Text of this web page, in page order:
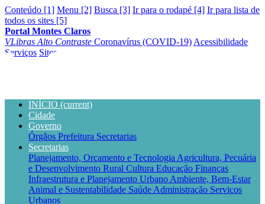
Conteúdo [1] Menu [2] Busca [3] Ir para o rodapé [4] Ir para lista de
todos os sites [5]
Portal Montes Claros
VLibras Alto Contraste Coronavírus (COVID-19) Acessibilidade
Serviços Sites
INÍCIO (current)
Cidade
Governo
Órgãos Prefeitura Secretarias
Secretarias
Planejamento, Orçamento e Tecnologia Agricultura, Pecuária
e Desenvolvimento Rural Cultura Educação Finanças
Infraestrutura e Planejamento Urbano Ambiente, Bem-Estar
Animal e Sustentabilidade Saúde Administração Serviços
Urbanos